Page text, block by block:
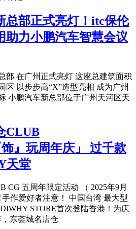
总部正式亮灯！itc保伦
助力小鹏汽车智慧会议
部 在广州正式亮灯 这座总建筑面积
区 以步步高“X”造型亮相 成为广州
小鹏汽车新总部位于广州天河区天
CLUB
』玩周年庆」 过千款
天堂
CG 五周年限定活动 （ 2025年9月
作爱好者注意！ 中国台湾 最大型
STORE首次登陆香港！为庆
东荟城名店仓